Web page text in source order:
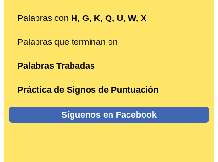
Palabras con H, G, K, Q, U, W, X
Palabras que terminan en
Palabras Trabadas
Práctica de Signos de Puntuación
Síguenos en Facebook